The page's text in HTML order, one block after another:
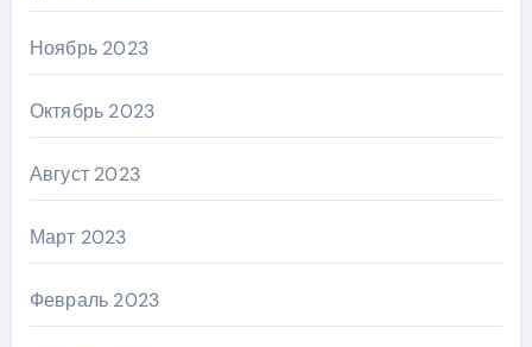
Ноябрь 2023
Октябрь 2023
Август 2023
Март 2023
Февраль 2023